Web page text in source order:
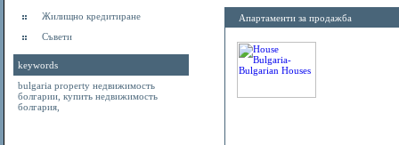
Жилищно кредитиране
Съвети
keywords
bulgaria property недвижимость
болгарии купить недвижимость
болгария
Апартаменти за продажба